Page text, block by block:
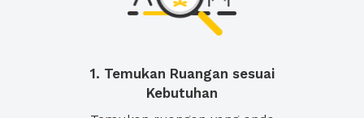
1. Temukan Ruangan sesuai
Kebutuhan